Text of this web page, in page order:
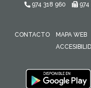
974 318 960
CONTACTO MAPA WEB